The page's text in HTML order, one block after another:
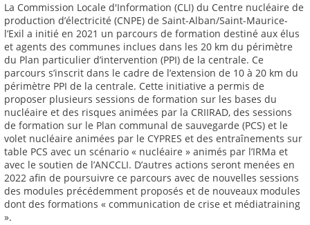
La Commission Locale d'Information (CLI) du Centre nucléaire de
production d’électricité (CNPE) de Saint-Alban/Saint-Maurice-
l’Exil a initié en 2021 un parcours de formation destiné aux élus
et agents des communes inclues dans les 20 km du périmètre
du Plan particulier d’intervention (PPI) de la centrale. Ce
parcours s’inscrit dans le cadre de l’extension de 10 à 20 km du
périmètre PPI de la centrale. Cette initiative a permis de
proposer plusieurs sessions de formation sur les bases du
nucléaire et des risques animées par la CRIIRAD, des sessions
de formation sur le Plan communal de sauvegarde (PCS) et le
volet nucléaire animées par le CYPRES et des entraînements sur
table PCS avec un scénario « nucléaire » animés par l’IRMa et
avec le soutien de l’ANCCLI. D’autres actions seront menées en
2022 afin de poursuivre ce parcours avec de nouvelles sessions
des modules précédemment proposés et de nouveaux modules
dont des formations « communication de crise et médiatraining
».